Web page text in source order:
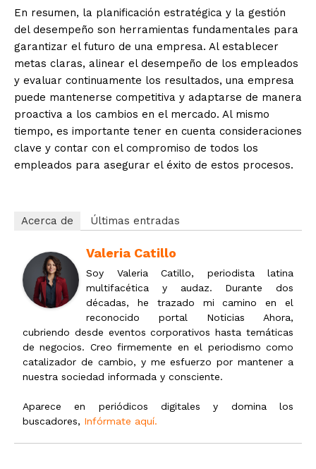
En resumen, la planificación estratégica y la gestión
del desempeño son herramientas fundamentales para
garantizar el futuro de una empresa. Al establecer
metas claras, alinear el desempeño de los empleados
y evaluar continuamente los resultados, una empresa
puede mantenerse competitiva y adaptarse de manera
proactiva a los cambios en el mercado. Al mismo
tiempo, es importante tener en cuenta consideraciones
clave y contar con el compromiso de todos los
empleados para asegurar el éxito de estos procesos.
Acerca de Últimas entradas
Valeria Catillo
Soy Valeria Catillo, periodista latina
multifacética y audaz. Durante dos
décadas, he trazado mi camino en el
reconocido portal Noticias Ahora,
cubriendo desde eventos corporativos hasta temáticas
de negocios. Creo firmemente en el periodismo como
catalizador de cambio, y me esfuerzo por mantener a
nuestra sociedad informada y consciente.
Aparece en periódicos digitales y domina los
buscadores, Infórmate aquí.